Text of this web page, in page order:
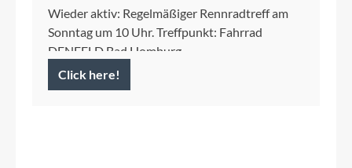
Wieder aktiv: Regelmäßiger Rennradtreff am
Sonntag um 10 Uhr. Treffpunkt: Fahrrad
DENFELD Bad Homburg
Click here!